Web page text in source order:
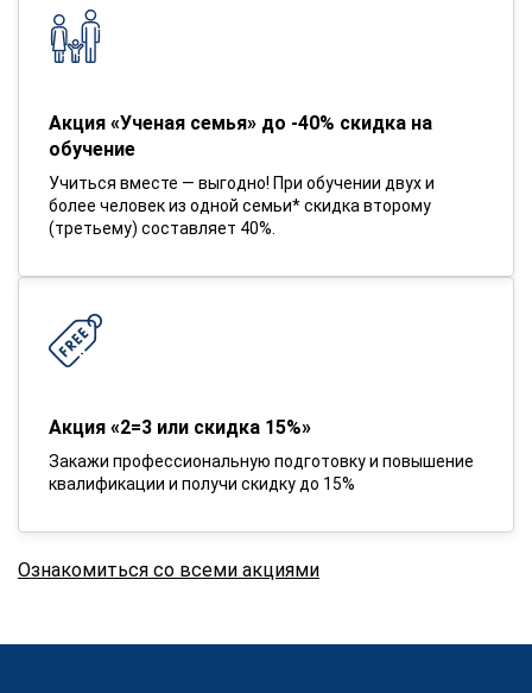
Акция «Ученая семья» до -40% скидка на
обучение
Учиться вместе — выгодно! При обучении двух и
более человек из одной семьи* скидка второму
(третьему) составляет 40%.
Акция «2=3 или скидка 15%»
Закажи профессиональную подготовку и повышение
квалификации и получи скидку до 15%
Ознакомиться со всеми акциями